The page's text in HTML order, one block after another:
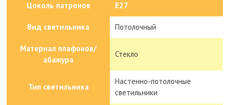
Цоколь патронов E27
Вид светильника Потолочный
Материал плафонов/
абажура
Стекло
Тип светильника
Настенно-потолочные
светильники